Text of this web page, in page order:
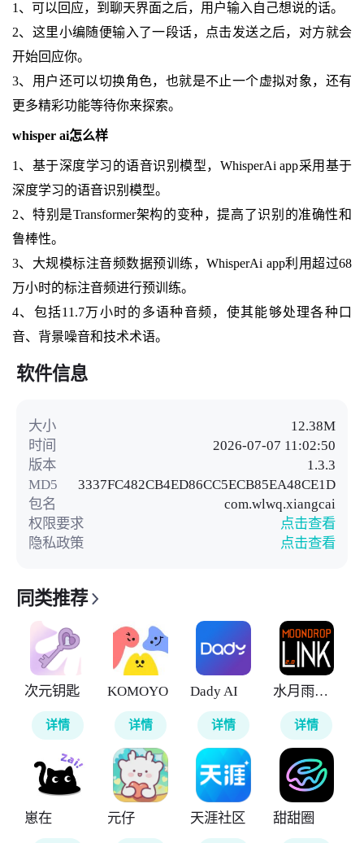
1、可以回应，到聊天界面之后，用户输入自己想说的话。
2、这里小编随便输入了一段话，点击发送之后，对方就会
开始回应你。
3、用户还可以切换角色，也就是不止一个虚拟对象，还有
更多精彩功能等待你来探索。
whisper ai怎么样
1、基于深度学习的语音识别模型，WhisperAi app采用基于
深度学习的语音识别模型。
2、特别是Transformer架构的变种，提高了识别的准确性和
鲁棒性。
3、大规模标注音频数据预训练，WhisperAi app利用超过68
万小时的标注音频进行预训练。
4、包括11.7万小时的多语种音频，使其能够处理各种口
音、背景噪音和技术术语。
软件信息
大小
12.38M
时间
2026-07-07 11:02:50
版本
1.3.3
MD5
3337FC482CB4ED86CC5ECB85EA48CE1D
包名
com.wlwq.xiangcai
权限要求
点击查看
隐私政策
点击查看
同类推荐
次元钥匙
详情
KOMOYO
详情
Dady AI
详情
水月雨调音软件
详情
崽在 元仔 天涯社区 甜甜圈